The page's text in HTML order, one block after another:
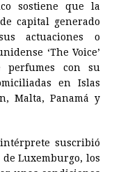
sostiene que la
capital generado
actuaciones o
‘The Voice’
perfumes con su
en Islas
Malta, Panamá y
suscribió
Luxemburgo, los